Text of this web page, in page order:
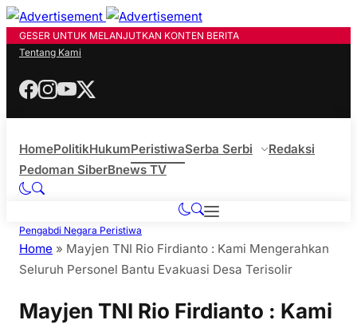
GESER UNTUK MELANJUTKAN KONTEN BERITA
Tentang Kami
HomePolitikHukumPeristiwaSerba Serbi
Redaksi
Pedoman SiberBnews TV
Pengabdi Negara Peristiwa
Home » Mayjen TNI Rio Firdianto : Kami Mengerahkan
Seluruh Personel Bantu Evakuasi Desa Terisolir
Mayjen TNI Rio Firdianto : Kami